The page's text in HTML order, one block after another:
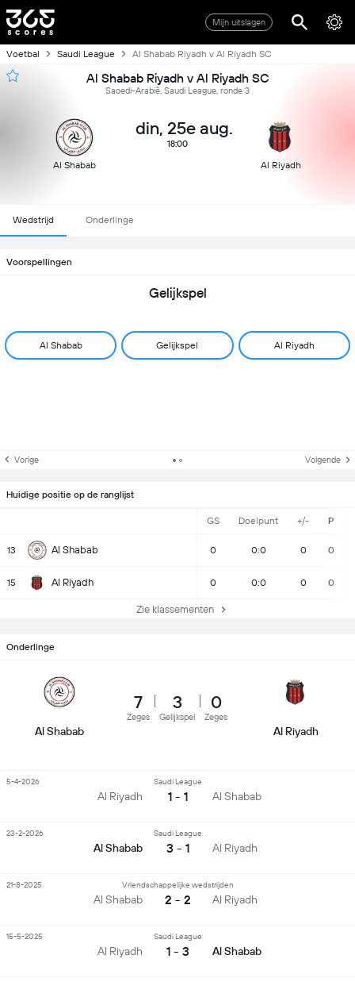
Mijn uitslagen
Voetbal Saudi League Al Shabab Riyadh v Al Riyadh SC
Al Shabab Riyadh v Al Riyadh SC
Saoedi-Arabië, Saudi League, ronde 3
Al Shabab
din, 25e aug.
18:00
Al Riyadh
Wedstrijd Onderlinge
Voorspellingen
Gelijkspel
Al Shabab Gelijkspel Al Riyadh
Vorige Volgende
Huidige positie op de ranglijst
GS Doelpunt +/- P
13 Al Shabab 0 0:0 0 0
15 Al Riyadh 0 0:0 0 0
Zie klassementen
Onderlinge
Al Shabab
7
Zeges
3
Gelijkspel
0
Zeges
Al Riyadh
Al Riyadh
Saudi League
1 - 1 Al Shabab
5-4-2026
Al Shabab
Saudi League
3 - 1 Al Riyadh
23-2-2026
Al Shabab
Vriendschappelijke wedstrijden
2 - 2 Al Riyadh
21-8-2025
Al Riyadh
Saudi League
1 - 3 Al Shabab
15-5-2025